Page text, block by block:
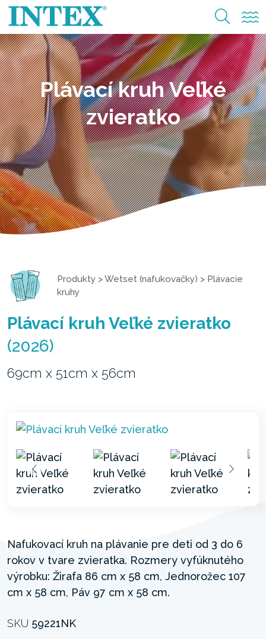
Plávací kruh Veľké
zvieratko
Produkty >Wetset (nafukovačky) > Plávacie
kruhy
Plávací kruh Veľké zvieratko
(2026)
69cm x 51cm x 56cm
Nafukovací kruh na plávanie pre deti od 3 do 6
rokov v tvare zvieratka. Rozmery vyfúknutého
výrobku: Žirafa 86 cm x 58 cm, Jednorožec 107
cm x 58 cm, Páv 97 cm x 58 cm.
SKU 59221NK